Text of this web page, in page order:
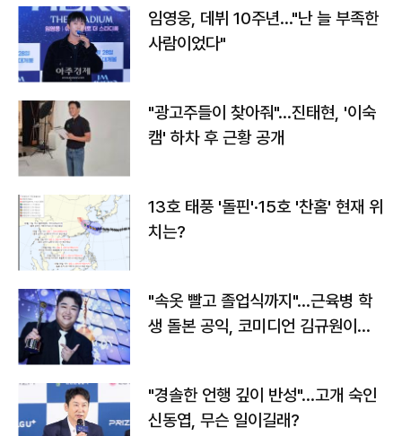
임영웅, 데뷔 10주년…"난 늘 부족한
사람이었다"
"광고주들이 찾아줘"…진태현, '이숙
캠' 하차 후 근황 공개
13호 태풍 '돌핀'·15호 '찬홈' 현재 위
치는?
"속옷 빨고 졸업식까지"…근육병 학
생 돌본 공익, 코미디언 김규원이었
"경솔한 언행 깊이 반성"…고개 숙인
신동엽, 무슨 일이길래?